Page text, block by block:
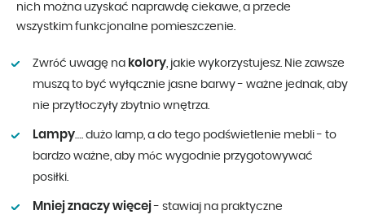
nich można uzyskać naprawdę ciekawe, a przede
wszystkim funkcjonalne pomieszczenie.
Zwróć uwagę na kolory, jakie wykorzystujesz. Nie zawsze
muszą to być wyłącznie jasne barwy - ważne jednak, aby
nie przytłoczyły zbytnio wnętrza.
Lampy…. dużo lamp, a do tego podświetlenie mebli - to
bardzo ważne, aby móc wygodnie przygotowywać
posiłki.
Mniej znaczy więcej- stawiaj na praktyczne